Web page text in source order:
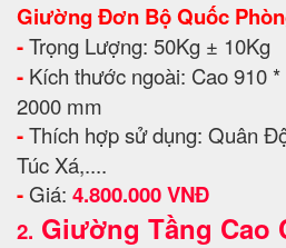
Giường Đơn Bộ Quốc
-Trọng Lượng: 50Kg ± 10Kg
- Kích thước ngoài: Cao 910
2000 mm
-Thích hợp sử dụng: Quân
Túc Xá,....
- Giá: 4.800.000 VNĐ
2. Giường Tầng Cao